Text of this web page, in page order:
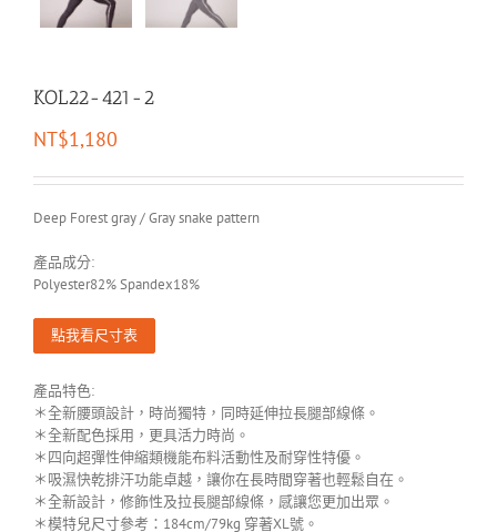
KOL22-421-2
NT$1,180
Deep Forest gray / Gray snake pattern
產品成分:
Polyester82% Spandex18%
點我看尺寸表
產品特色:
＊全新腰頭設計，時尚獨特，同時延伸拉長腿部線條。
＊全新配色採用，更具活力時尚。
＊四向超彈性伸縮類機能布料活動性及耐穿性特優。
＊吸濕快乾排汗功能卓越，讓你在長時間穿著也輕鬆自在。
＊全新設計，修飾性及拉長腿部線條，感讓您更加出眾。
＊模特兒尺寸參考：184cm/79kg 穿著XL號。